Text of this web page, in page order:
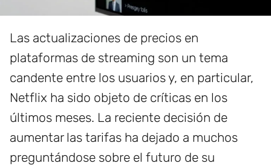
Las actualizaciones de precios en
plataformas de streaming son un tema
candente entre los usuarios y, en particular,
Netflix ha sido objeto de críticas en los
últimos meses. La reciente decisión de
aumentar las tarifas ha dejado a muchos
preguntándose sobre el futuro de su